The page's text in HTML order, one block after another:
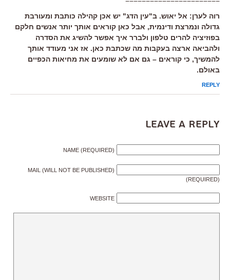
רוה לערן: אל יאוש. ב"עין הדג" יש אכן קהילה כותבת ומעורבת
גדולה ונמרצת ודינמית, אבל כאן קוראים אותך יותר אנשים חלקם
בפוזיציה להרים טלפון ולברר איך אפשר להשיג את הסדרה
ולהביאה ארצה בעקבות מה שכתבת כאן. אז אני מעודד אותך
להמשיך, כי קוראים – גם אם לא שומעים את מחיאות הכפיים
באולם.
REPLY
Leave a Reply
NAME (REQUIRED)
MAIL (WILL NOT BE PUBLISHED)
(REQUIRED)
WEBSITE